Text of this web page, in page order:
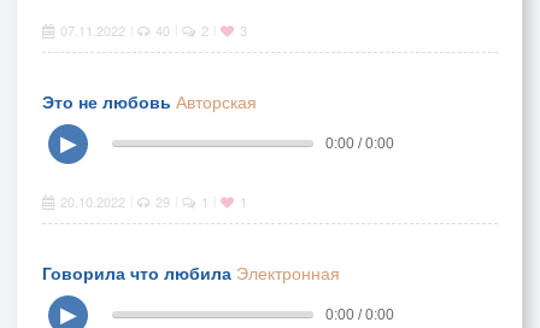
07.11.2022 40 2 3
Это не любовь Авторская
▶
0:00 / 0:00
20.10.2022 29 1 1
Говорила что любила Электронная
▶
0:00 / 0:00